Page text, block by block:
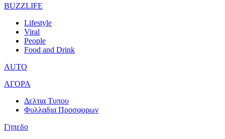
BUZZLIFE
Lifestyle
Viral
People
Food and Drink
AUTO
ΑΓΟΡΑ
Δελτια Τυπου
Φυλλαδια Προσφορων
Γηπεδο